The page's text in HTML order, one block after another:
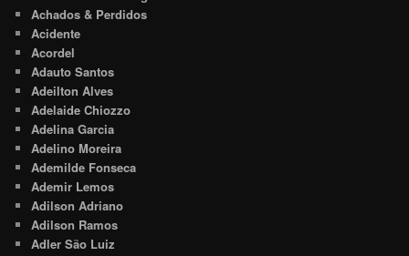
Achados & Perdidos
Acidente
Acordel
Adauto Santos
Adeilton Alves
Adelaide Chiozzo
Adelina Garcia
Adelino Moreira
Ademilde Fonseca
Ademir Lemos
Adilson Adriano
Adilson Ramos
Adler São Luiz